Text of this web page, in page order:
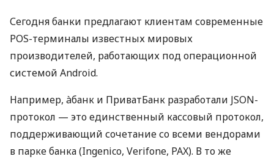
Сегодня банки предлагают клиентам современные
POS-терминалы известных мировых
производителей, работающих под операционной
системой Android.
Например, àбанк и ПриватБанк разработали JSON-
протокол — это единственный кассовый протокол,
поддерживающий сочетание со всеми вендорами
в парке банка (Ingenico, Verifone, PAX). В то же